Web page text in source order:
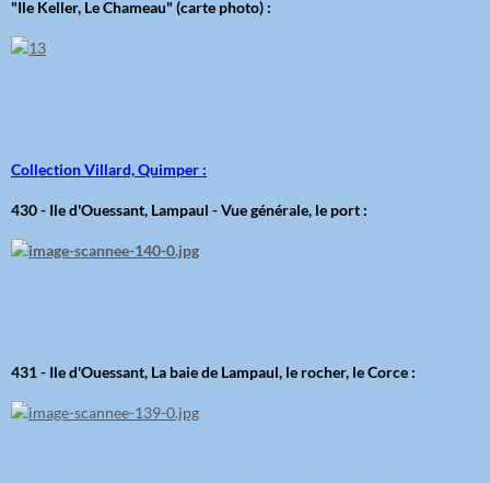
"Ile Keller, Le Chameau" (carte photo) :
Collection Villard, Quimper :
430 - Ile d'Ouessant, Lampaul - Vue générale, le port :
431 - Ile d'Ouessant, La baie de Lampaul, le rocher, le Corce :